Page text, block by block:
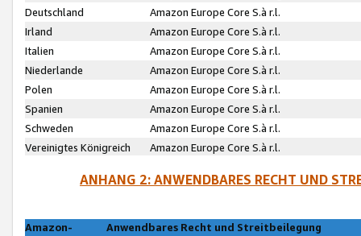
Deutschland
Amazon Europe Core S.à r.l.
Irland
Amazon Europe Core S.à r.l.
Italien
Amazon Europe Core S.à r.l.
Niederlande
Amazon Europe Core S.à r.l.
Polen
Amazon Europe Core S.à r.l.
Spanien
Amazon Europe Core S.à r.l.
Schweden
Amazon Europe Core S.à r.l.
Vereinigtes Königreich
Amazon Europe Core S.à r.l.
ANHANG 2: ANWENDBARES RECHT UND
Amazon-
Anwendbares Recht und Streitbeilegung